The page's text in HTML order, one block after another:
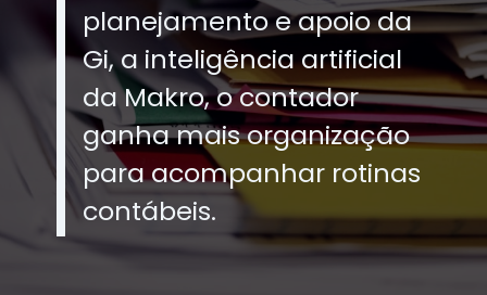
planejamento e apoio da
Gi, a inteligência artificial
da Makro, o contador
ganha mais organização
para acompanhar rotinas
contábeis.